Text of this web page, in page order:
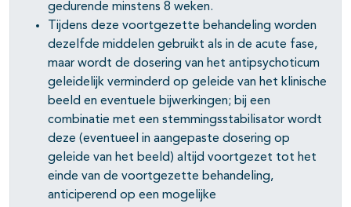
gedurende minstens 8 weken.
Tijdens deze voortgezette behandeling worden
dezelfde middelen gebruikt als in de acute fase,
maar wordt de dosering van het antipsychoticum
geleidelijk verminderd op geleide van het klinische
beeld en eventuele bijwerkingen; bij een
combinatie met een stemmingsstabilisator wordt
deze (eventueel in aangepaste dosering op
geleide van het beeld) altijd voortgezet tot het
einde van de voortgezette behandeling,
anticiperend op een mogelijke